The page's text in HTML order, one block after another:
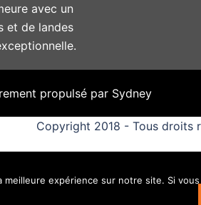
avec un
et de landes
propulsé par Sydney
Copyright 2018 - Tous droits
expérience sur notre site. Si